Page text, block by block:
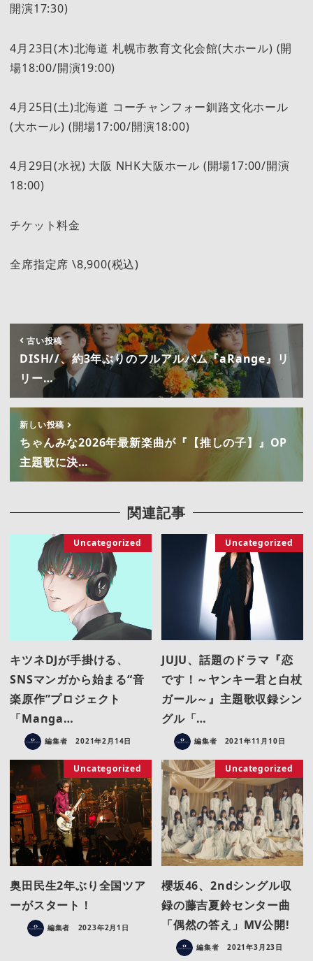
開演17:30)
4月23日(木)北海道 札幌市教育文化会館(大ホール) (開
場18:00/開演19:00)
4月25日(土)北海道 コーチャンフォー釧路文化ホール
(大ホール) (開場17:00/開演18:00)
4月29日(水祝) 大阪 NHK大阪ホール (開場17:00/開演
18:00)
チケット料金
全席指定席 \8,900(税込)
古い投稿
DISH//、約3年ぶりのフルアルバム『aRange』リ
リー…
新しい投稿
ちゃんみな2026年最新楽曲が『【推しの子】』OP
主題歌に決…
関連記事
Uncategorized
キツネDJが手掛ける、
SNSマンガから始まる“音
楽原作”プロジェクト
「Manga…
編集者 2021年2月14日
Uncategorized
JUJU、話題のドラマ『恋
です！～ヤンキー君と白杖
ガール～』主題歌収録シン
グル「…
編集者 2021年11月10日
Uncategorized
奥田民生2年ぶり全国ツア
ーがスタート！
編集者 2023年2月1日
Uncategorized
櫻坂46、2ndシングル収
録の藤吉夏鈴センター曲
「偶然の答え」MV公開!
編集者 2021年3月23日